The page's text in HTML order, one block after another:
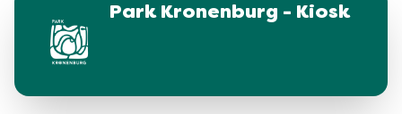
Park Kronenburg - Kiosk